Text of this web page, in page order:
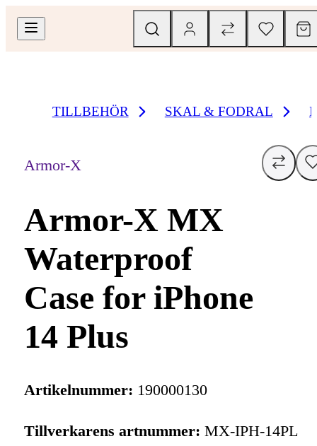
TILLBEHÖR SKAL & FODRAL
Armor-X
Armor-X MX
Waterproof
Case for iPhone
14 Plus
Artikelnummer: 190000130
Tillverkarens artnummer: MX-IPH-14PL